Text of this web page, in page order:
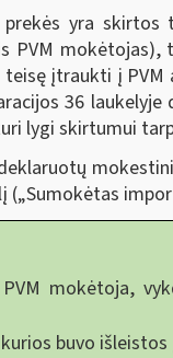
yra skirtos
PVM
įtraukti į
36
lygi skirtumui
mokėtoja,
buvo